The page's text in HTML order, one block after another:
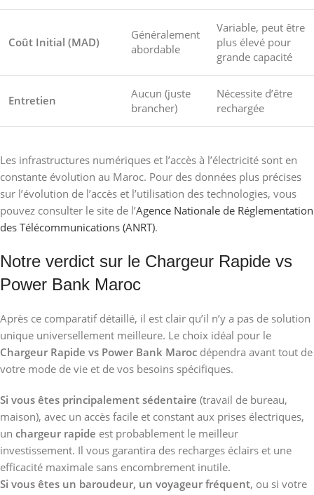
Coût Initial (MAD)
Généralement
abordable
Variable, peut être
plus élevé pour
grande capacité
Entretien
Aucun (juste
brancher)
Nécessite d’être
rechargée
Les infrastructures numériques et l’accès à l’électricité sont en
constante évolution au Maroc. Pour des données plus précises
sur l’évolution de l’accès et l’utilisation des technologies, vous
pouvez consulter le site de l’Agence Nationale de Réglementation
des Télécommunications (ANRT).
Notre verdict sur le Chargeur Rapide vs
Power Bank Maroc
Après ce comparatif détaillé, il est clair qu’il n’y a pas de solution
unique universellement meilleure. Le choix idéal pour le
Chargeur Rapide vs Power Bank Maroc dépendra avant tout de
votre mode de vie et de vos besoins spécifiques.
Si vous êtes principalement sédentaire (travail de bureau,
maison), avec un accès facile et constant aux prises électriques,
un chargeur rapide est probablement le meilleur
investissement. Il vous garantira des recharges éclairs et une
efficacité maximale sans encombrement inutile.
Si vous êtes un baroudeur, un voyageur fréquent, ou si votre